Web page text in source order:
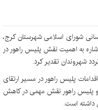
شورای اسلامی شهرستان کرج،
به اهمیت نقش پلیس راهور در
شهروندان تقدیر کرد.
پلیس راهور در مسیر ارتقای
و پلیس راهور نقش مهمی در کاهش
داشته است.